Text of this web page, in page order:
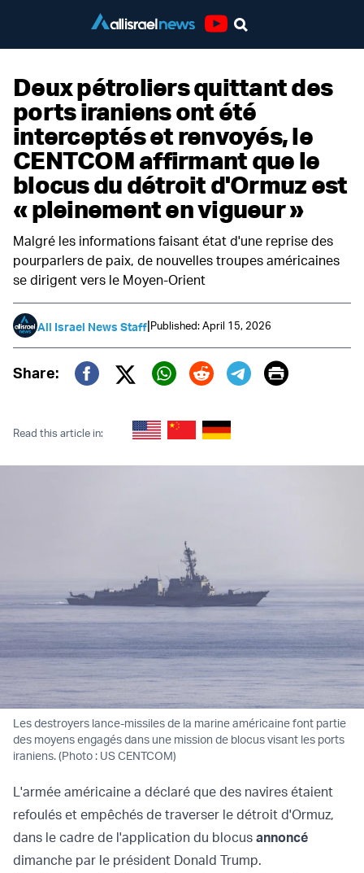
Deux pétroliers quittant des
ports iraniens ont été
interceptés et renvoyés, le
CENTCOM affirmant que le
blocus du détroit d'Ormuz est
« pleinement en vigueur »
Malgré les informations faisant état d'une reprise des
pourparlers de paix, de nouvelles troupes américaines
se dirigent vers le Moyen-Orient
All Israel News Staff|Published: April 15, 2026
Share:
Twitter (X)
Print
Read this article in:
Les destroyers lance-missiles de la marine américaine font partie
des moyens engagés dans une mission de blocus visant les ports
iraniens. (Photo : US CENTCOM)
L'armée américaine a déclaré que des navires étaient
refoulés et empêchés de traverser le détroit d'Ormuz,
dans le cadre de l'application du blocus annoncé
dimanche par le président Donald Trump.